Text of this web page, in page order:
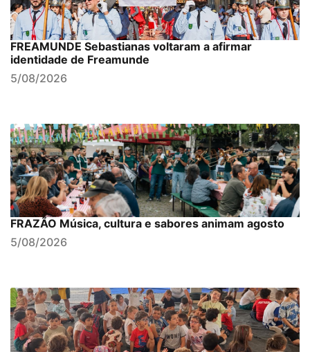
FREAMUNDE Sebastianas voltaram a afirmar
identidade de Freamunde
5/08/2026
FRAZÃO Música, cultura e sabores animam agosto
5/08/2026